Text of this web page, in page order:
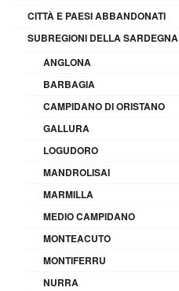
CITTÀ E PAESI ABBANDONATI
SUBREGIONI DELLA SARDEGNA
ANGLONA
BARBAGIA
CAMPIDANO DI ORISTANO
GALLURA
LOGUDORO
MANDROLISAI
MARMILLA
MEDIO CAMPIDANO
MONTEACUTO
MONTIFERRU
NURRA